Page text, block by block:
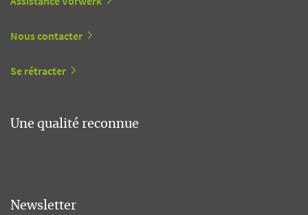
Nous contacter
Se rétracter
Une qualité reconnue
Newsletter